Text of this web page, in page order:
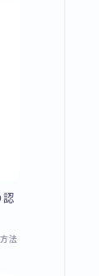
法